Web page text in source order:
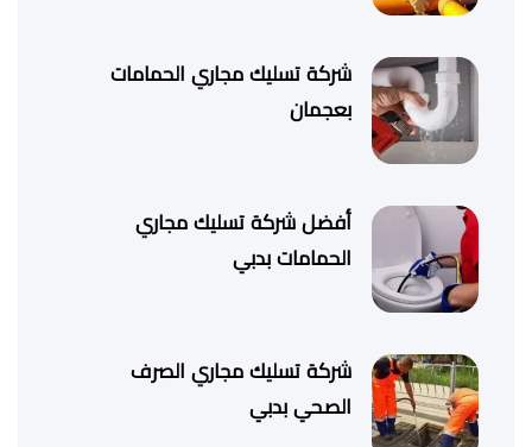
شركة تسليك مجاري الحمامات
بعجمان
أفضل شركة تسليك مجاري
الحمامات بدبي
شركة تسليك مجاري الصرف
الصحي بدبي